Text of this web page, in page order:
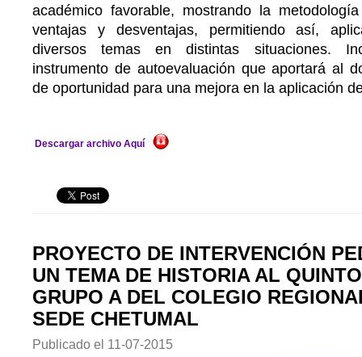
académico favorable, mostrando la
ventajas y desventajas, permitiendo así,
diversos temas en distintas situaciones.
instrumento de autoevaluación que aportará al
de oportunidad para una mejora en la aplicación
Descargar archivo Aquí
PROYECTO DE INTERVENCIÓN
UN TEMA DE HISTORIA AL
GRUPO A DEL COLEGIO
SEDE CHETUMAL
Publicado el 11-07-2015